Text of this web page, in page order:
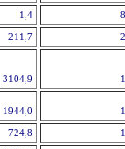
1,4
211,7
3104,9
1944,0
724,8